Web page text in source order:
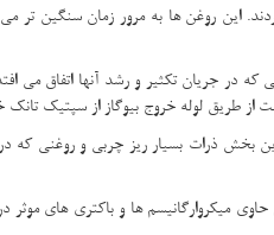
این روغن ها به مرور زمان سنگین
در جریان تکثیر و رشد آنها اتفاق می
طریق لوله خروج بیوگاز از سپتیک تانک
ذرات بسیار ریز چربی و روغنی که
میکروارگانیسم ها و باکتری های موثر